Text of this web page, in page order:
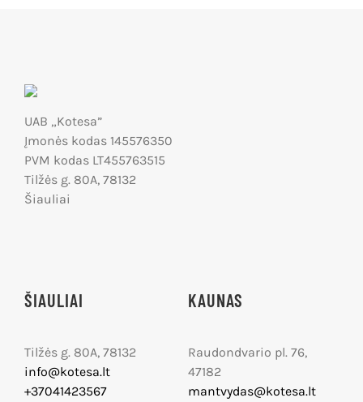
UAB „Kotesa”
Įmonės kodas 145576350
PVM kodas LT455763515
Tilžės g. 80A, 78132
Šiauliai
ŠIAULIAI
Tilžės g. 80A, 78132
info@kotesa.lt
+37041423567
KAUNAS
Raudondvario pl. 76,
47182
mantvydas@kotesa.lt